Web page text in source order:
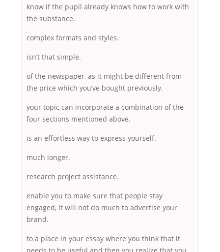
know if the pupil already knows how to work with
the substance.
complex formats and styles.
isn’t that simple.
of the newspaper, as it might be different from
the price which you’ve bought previously.
your topic can incorporate a combination of the
four sections mentioned above.
is an effortless way to express yourself.
much longer.
research project assistance.
enable you to make sure that people stay
engaged, it will not do much to advertise your
brand.
to a place in your essay where you think that it